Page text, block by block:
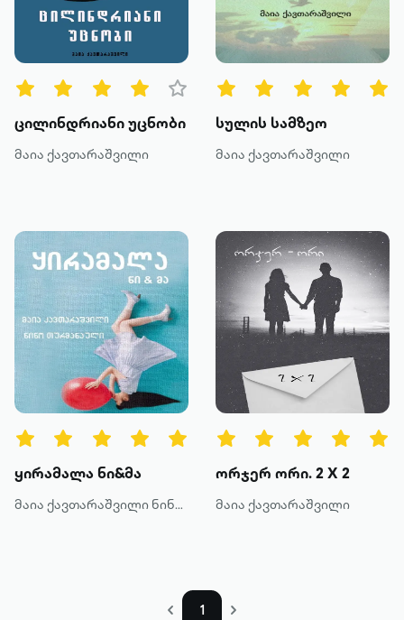
ცილინდრიანი უცნობი
მაია ქავთარაშვილი
სულის სამზეო
მაია ქავთარაშვილი
ყირამალა ნი&მა
მაია ქავთარაშვილი ნინო თურმანაული
ორჯერ ორი. 2 X 2
მაია ქავთარაშვილი
1